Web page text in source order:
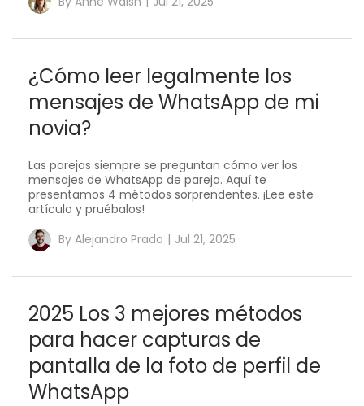
¿Cómo leer legalmente los
mensajes de WhatsApp de mi
novia?
Las parejas siempre se preguntan cómo ver los
mensajes de WhatsApp de pareja. Aquí te
presentamos 4 métodos sorprendentes. ¡Lee este
artículo y pruébalos!
By Alejandro Prado | Jul 21, 2025
2025 Los 3 mejores métodos
para hacer capturas de
pantalla de la foto de perfil de
WhatsApp